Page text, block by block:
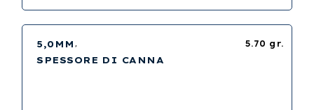
5.70 gr.
5,0MM
SPESSORE DI CANNA